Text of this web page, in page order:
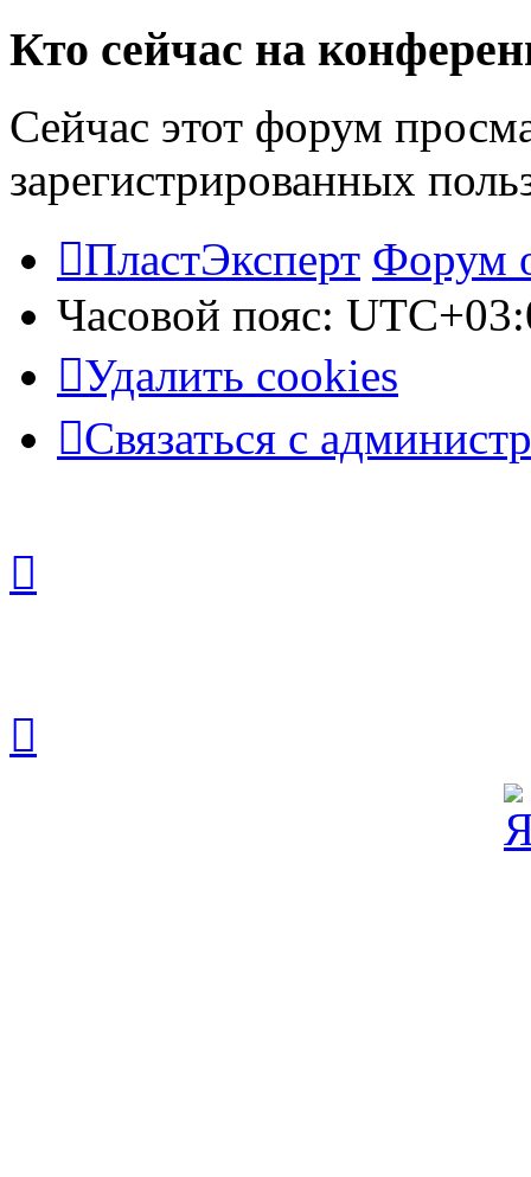
Кто сейчас на
Сейчас этот форум
зарегистрированных
ПластЭксперт Форум
Часовой пояс:
Удалить cookies
Связаться с